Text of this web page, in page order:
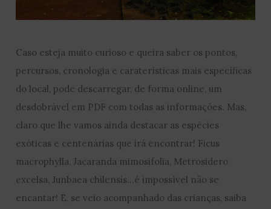
Caso esteja muito curioso e queira saber os pontos,
percursos, cronologia e caraterísticas mais específicas
do local, pode descarregar, de forma online, um
desdobrável em PDF com todas as informações. Mas,
claro que lhe vamos ainda destacar as espécies
exóticas e centenárias que irá encontrar! Ficus
macrophylla, Jacaranda mimosifolia, Metrosidero
excelsa, Junbaea chilensis…é impossível não se
encantar! E, se veio acompanhado das crianças, saiba